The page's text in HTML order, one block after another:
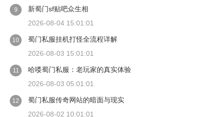
9
新蜀门sf贴吧众生相
2026-08-04 15:01:01
10
蜀门私服挂机打怪全流程详解
2026-08-03 15:01:01
11
哈喽蜀门私服：老玩家的真实体验
2026-08-03 05:01:01
12
蜀门私服传奇网站的暗面与现实
2026-08-02 10:01:01